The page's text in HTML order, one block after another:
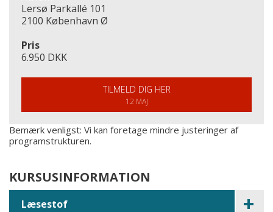
Lersø Parkallé 101
2100 København Ø
Pris
6.950 DKK
TILMELD DIG HER
12 MAJ
Bemærk venligst: Vi kan foretage mindre justeringer af
programstrukturen.
KURSUSINFORMATION
Læsestof